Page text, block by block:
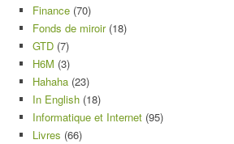
Finance (70)
Fonds de miroir(18)
GTD (7)
H6M (3)
Hahaha (23)
In English (18)
Informatique et Internet (95)
Livres (66)